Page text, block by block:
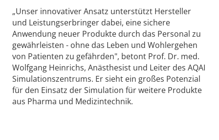
„Unser innovativer Ansatz unterstützt Hersteller
und Leistungserbringer dabei, eine sichere
Anwendung neuer Produkte durch das Personal zu
gewährleisten - ohne das Leben und Wohlergehen
von Patienten zu gefährden", betont Prof. Dr. med.
Wolfgang Heinrichs, Anästhesist und Leiter des AQAI
Simulationszentrums. Er sieht ein großes Potenzial
für den Einsatz der Simulation für weitere Produkte
aus Pharma und Medizintechnik.